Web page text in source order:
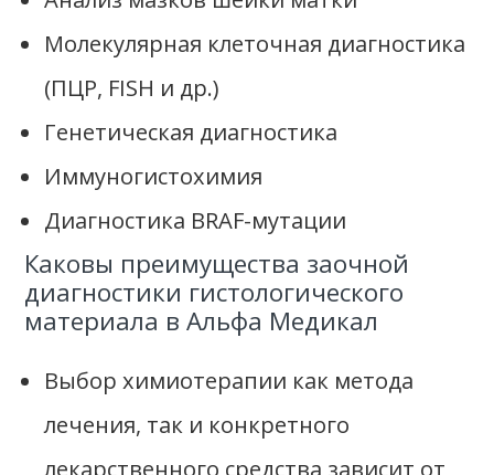
Молекулярная клеточная диагностика
(ПЦР, FISH и др.)
Генетическая диагностика
Иммуногистохимия
Диагностика BRAF-мутации
Каковы преимущества заочной
диагностики гистологического
материала в Альфа Медикал
Выбор химиотерапии как метода
лечения, так и конкретного
лекарственного средства зависит от